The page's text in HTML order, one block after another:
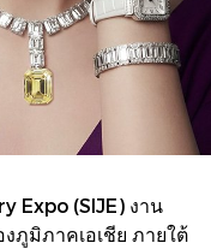
Expo (SIJE) งาน
ภูมิภาคเอเชีย ภายใต้